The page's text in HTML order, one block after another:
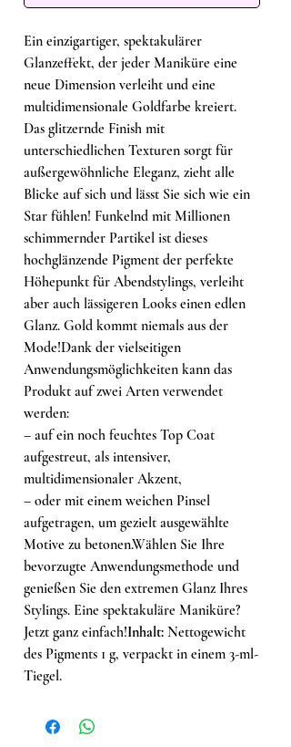
Ein einzigartiger, spektakulärer
Glanzeffekt, der jeder Maniküre eine
neue Dimension verleiht und eine
multidimensionale Goldfarbe kreiert.
Das glitzernde Finish mit
unterschiedlichen Texturen sorgt für
außergewöhnliche Eleganz, zieht alle
Blicke auf sich und lässt Sie sich wie ein
Star fühlen! Funkelnd mit Millionen
schimmernder Partikel ist dieses
hochglänzende Pigment der perfekte
Höhepunkt für Abendstylings, verleiht
aber auch lässigeren Looks einen edlen
Glanz. Gold kommt niemals aus der
Mode!Dank der vielseitigen
Anwendungsmöglichkeiten kann das
Produkt auf zwei Arten verwendet
werden:
– auf ein noch feuchtes Top Coat
aufgestreut, als intensiver,
multidimensionaler Akzent,
– oder mit einem weichen Pinsel
aufgetragen, um gezielt ausgewählte
Motive zu betonen.Wählen Sie Ihre
bevorzugte Anwendungsmethode und
genießen Sie den extremen Glanz Ihres
Stylings. Eine spektakuläre Maniküre?
Jetzt ganz einfach!Inhalt: Nettogewicht
des Pigments 1 g, verpackt in einem 3-ml-
Tiegel.